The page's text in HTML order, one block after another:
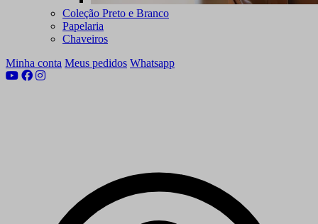
Coleção Preto e Branco
Papelaria
Chaveiros
Minha conta Meus pedidos Whatsapp